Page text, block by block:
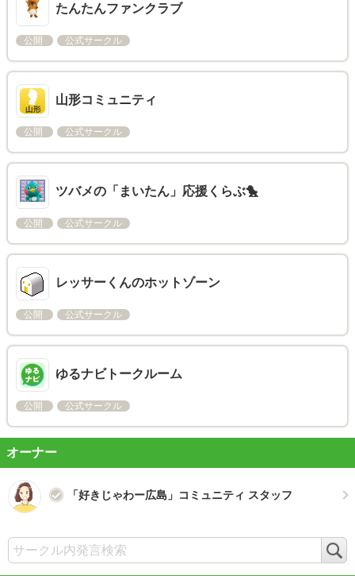
たんたんファンクラブ
公開 公式サークル
山形コミュニティ
公開 公式サークル
ツバメの「まいたん」応援くらぶ🐤
公開 公式サークル
レッサーくんのホットゾーン
公開 公式サークル
ゆるナビトークルーム
公開 公式サークル
オーナー
「好きじゃわー広島」コミュニティ スタッフ